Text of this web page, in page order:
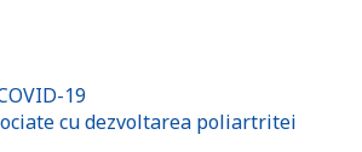
19
cu dezvoltarea poliartritei